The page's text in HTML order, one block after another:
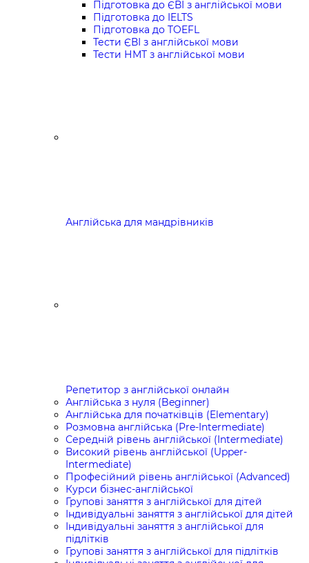
Підготовка до ЄВІ з англійської мови
Підготовка до IELTS
Підготовка до TOEFL
Тести ЄВІ з англійської мови
Тести НМТ з англійської мови
Англійська для мандрівників
Репетитор з англійської онлайн
Англійська з нуля (Beginner)
Англійська для початківців (Elementary)
Розмовна англійська (Pre-Intermediate)
Середній рівень англійської (Intermediate)
Високий рівень англійської (Upper-
Intermediate)
Професійний рівень англійської (Advanced)
Курси бізнес-англійської
Групові заняття з англійської для дітей
Індивідуальні заняття з англійської для дітей
Індивідуальні заняття з англійської для
підлітків
Групові заняття з англійської для підлітків